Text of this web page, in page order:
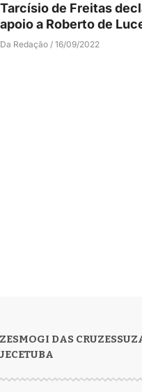
Tarcísio de Freitas
apoio a Roberto de
Da Redação 16/09/2022
MOGI DAS CRUZES